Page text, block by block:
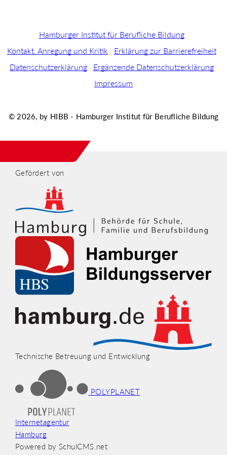
Hamburger Institut für Berufliche Bildung
Kontakt, Anregung und Kritik
Erklärung zur Barrierefreiheit
Datenschutzerklärung
Ergänzende Datenschutzerklärung
Impressum
© 2026, by HIBB - Hamburger Institut für Berufliche Bildung
Gefördert von
Technische Betreuung und Entwicklung
POLYPLANET
Internetagentur
Hamburg
Powered by SchulCMS.net